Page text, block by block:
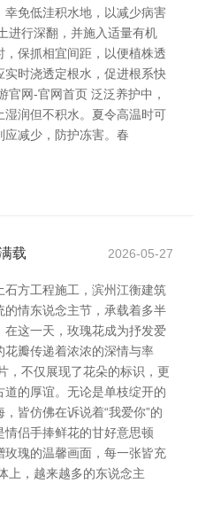
免低洼积水地，以减少病害
进行深翻，并施入适量有机
，保抓相宜间距，以便植株透
实时浇透定根水，促进根系快
官网-官网首页 泛泛养护中，
润但不积水。夏令高温时可
减少，防护冻害。春
载 2026-05-27
方工程施工，滨州江衡建筑
的情东说念主节，承载着多半
这一天，玫瑰花成为抒发爱
瓣传递着浓浓的深情与率
，不仅展现了花朵的标识，更
的厚谊。无论是单枝绽开的
皆仿佛在诉说着“我爱你”的
侣手捧鲜花的甘好意思顿
瑰的温馨画面，每一张皆充
上，越来越多的东说念主